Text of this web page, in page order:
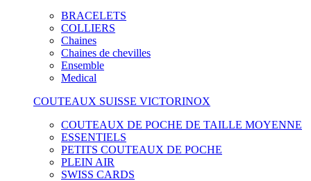
BRACELETS
COLLIERS
Chaines
Chaines de chevilles
Ensemble
Medical
COUTEAUX SUISSE VICTORINOX
COUTEAUX DE POCHE DE TAILLE MOYENNE
ESSENTIELS
PETITS COUTEAUX DE POCHE
PLEIN AIR
SWISS CARDS